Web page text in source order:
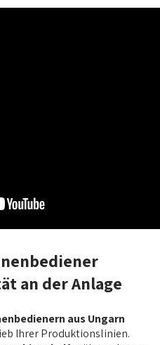
an der Anlage
aus Ungarn
Ihrer Produktionslinien.